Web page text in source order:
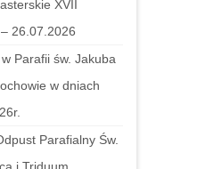
XVII
26.07.2026
Parafii św. Jakuba
w dniach
Parafialny Św.